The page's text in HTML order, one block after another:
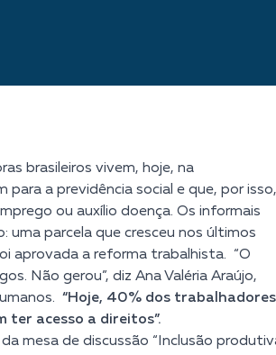
brasileiros vivem, hoje, na
a previdência social e que, por isso,
ou auxílio doença. Os informais
parcela que cresceu nos últimos
aprovada a reforma trabalhista. “O
Não gerou”, diz Ana Valéria Araújo,
“Hoje, 40% dos trabalhadores
ter acesso a direitos”.
mesa de discussão “Inclusão